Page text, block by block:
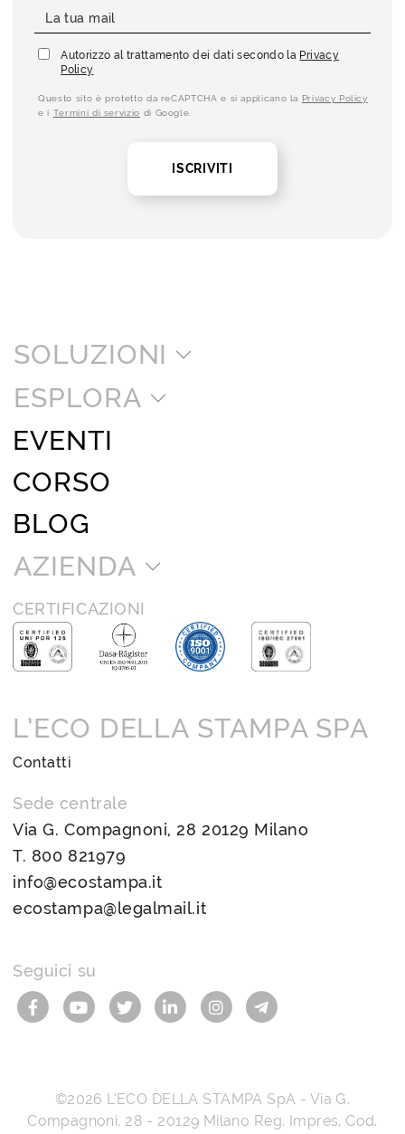
Autorizzo al trattamento dei dati secondo la Privacy
Policy
Questo sito è protetto da reCAPTCHA e si applicano la Privacy Policy
e i Termini di servizio di Google.
ISCRIVITI
SOLUZIONI
ESPLORA
EVENTI
CORSO
BLOG
AZIENDA
CERTIFICAZIONI
L’ECO DELLA STAMPA SPA
Contatti
Sede centrale
Via G. Compagnoni, 28 20129 Milano
T. 800 821979
info@ecostampa.it
ecostampa@legalmail.it
Seguici su
©2026 L’ECO DELLA STAMPA SpA - Via G.
Compagnoni, 28 - 20129 Milano Reg. Impres, Cod.